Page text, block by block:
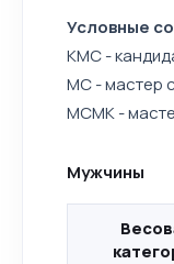
Условные
КМС -
МС - мастер
МСМК -
Мужчины